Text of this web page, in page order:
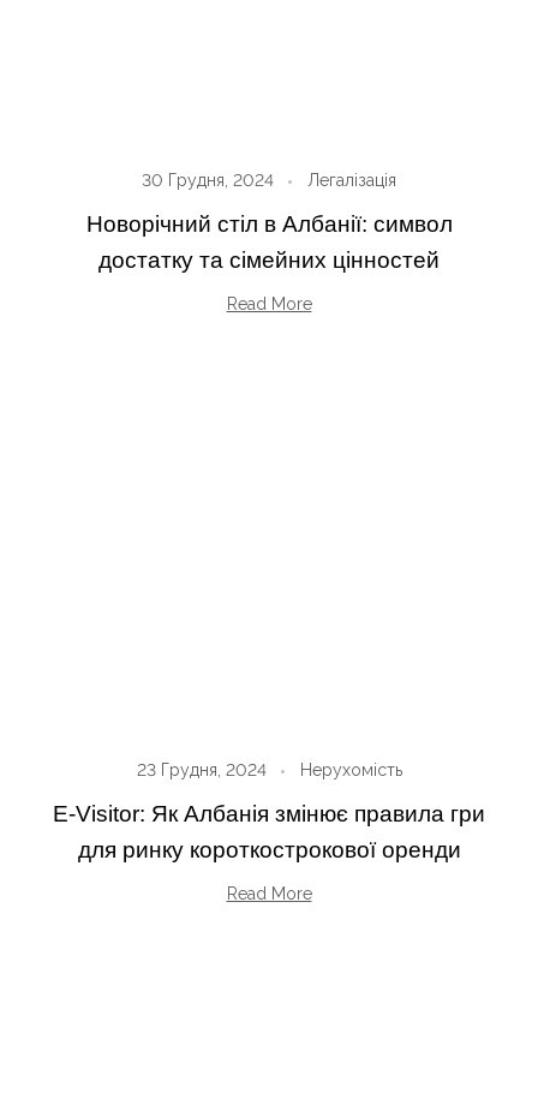
30 Грудня, 2024 Легалізація
Новорічний стіл в Албанії: символ
достатку та сімейних цінностей
Read More
23 Грудня, 2024 Нерухомість
E-Visitor: Як Албанія змінює правила гри
для ринку короткострокової оренди
Read More